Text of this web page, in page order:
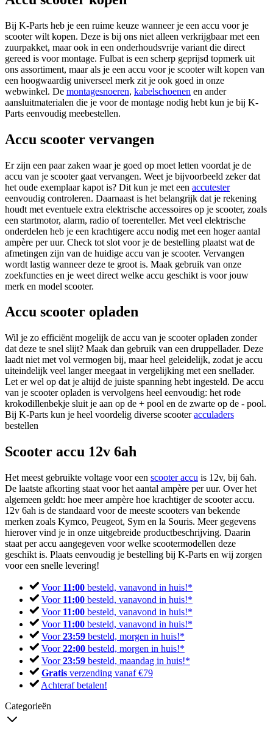
Bij K-Parts heb je een ruime keuze wanneer je een accu voor je
scooter wilt kopen. Deze is bij ons niet alleen verkrijgbaar met een
zuurpakket, maar ook in een onderhoudsvrije variant die direct
gereed is voor montage. Fulbat is een scherp geprijsd topmerk uit
ons assortiment, maar als je een accu voor je scooter wilt kopen van
een hoogwaardig universeel merk zit je ook goed in onze
webwinkel. De montagesnoeren, kabelschoenen en ander
aansluitmaterialen die je voor de montage nodig hebt kun je bij K-
Parts eenvoudig meebestellen.
Accu scooter vervangen
Er zijn een paar zaken waar je goed op moet letten voordat je de
accu van je scooter gaat vervangen. Weet je bijvoorbeeld zeker dat
het oude exemplaar kapot is? Dit kun je met een accutester
eenvoudig controleren. Daarnaast is het belangrijk dat je rekening
houdt met eventuele extra elektrische accessoires op je scooter, zoals
een startmotor, alarm, radio of toerenteller. Met veel elektrische
onderdelen heb je een krachtigere accu nodig met een hoger aantal
ampère per uur. Check tot slot voor je de bestelling plaatst wat de
afmetingen zijn van de huidige accu van je scooter. Vervangen
wordt lastig wanneer deze te groot is. Maak gebruik van onze
zoekfuncties en je weet direct welke accu geschikt is voor jouw
merk en model scooter.
Accu scooter opladen
Wil je zo efficiënt mogelijk de accu van je scooter opladen zonder
dat deze te snel slijt? Maak dan gebruik van een druppellader. Deze
laadt niet met vol vermogen bij, maar heel geleidelijk, zodat je accu
uiteindelijk veel langer meegaat in vergelijking met een snellader.
Let er wel op dat je altijd de juiste spanning hebt ingesteld. De accu
van je scooter opladen is vervolgens heel eenvoudig: het rode
krokodillenbekje sluit je aan op de + pool en de zwarte op de - pool.
Bij K-Parts kun je heel voordelig diverse scooteracculaders
bestellen
Scooter accu 12v 6ah
Het meest gebruikte voltage voor een scooter accu is 12v, bij 6ah.
De laatste afkorting staat voor het aantal ampère per uur. Over het
algemeen geldt: hoe meer ampère hoe krachtiger de scooter accu.
12v 6ah is de standaard voor de meeste scooters van bekende
merken zoals Kymco, Peugeot, Sym en la Souris. Meer gegevens
hierover vind je in onze uitgebreide productbeschrijving. Daarin
staat per accu aangegeven voor welke scootermodellen deze
geschikt is. Plaats eenvoudig je bestelling bij K-Parts en wij zorgen
voor een snelle levering!
Voor 11:00 besteld, vanavond in huis!*
Voor 11:00 besteld, vanavond in huis!*
Voor 11:00 besteld, vanavond in huis!*
Voor 11:00 besteld, vanavond in huis!*
Voor23:59 besteld, morgen in huis!*
Voor22:00 besteld, morgen in huis!*
Voor23:59 besteld, maandag in huis!*
Gratis verzending vanaf €79
Achteraf betalen!
Categorieën